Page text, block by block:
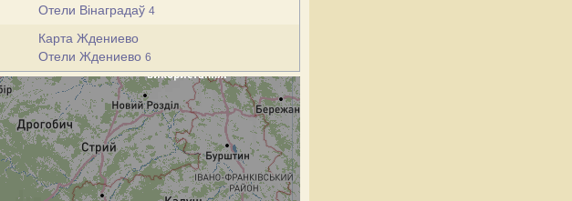
Отели Вінаградаў 4
Карта Ждениево
Отели Ждениево 6